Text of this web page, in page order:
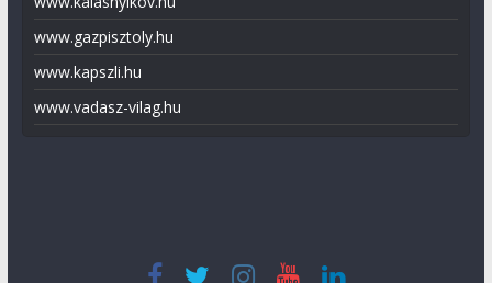
www.gazpisztoly.hu
www.kapszli.hu
www.vadasz-vilag.hu